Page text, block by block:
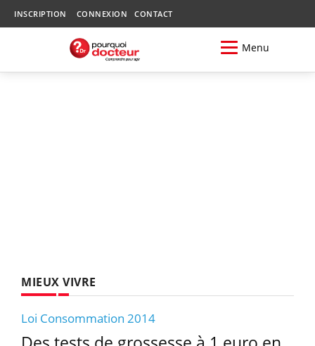
INSCRIPTION CONNEXION CONTACT
Menu
MIEUX VIVRE
Loi Consommation 2014